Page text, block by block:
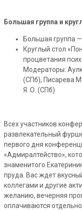
Большая группа и
Большая группа
Круглый стол
процветания
Модераторы:
(СПб), Писарева
Я. О. (СПб)
Всех участников
развлекательный
первого дня
«Адмиралтейство»,
знаменитого
пруда. Вас ждет
коллегами и другие
желанию, вечерняя
оплачиваются